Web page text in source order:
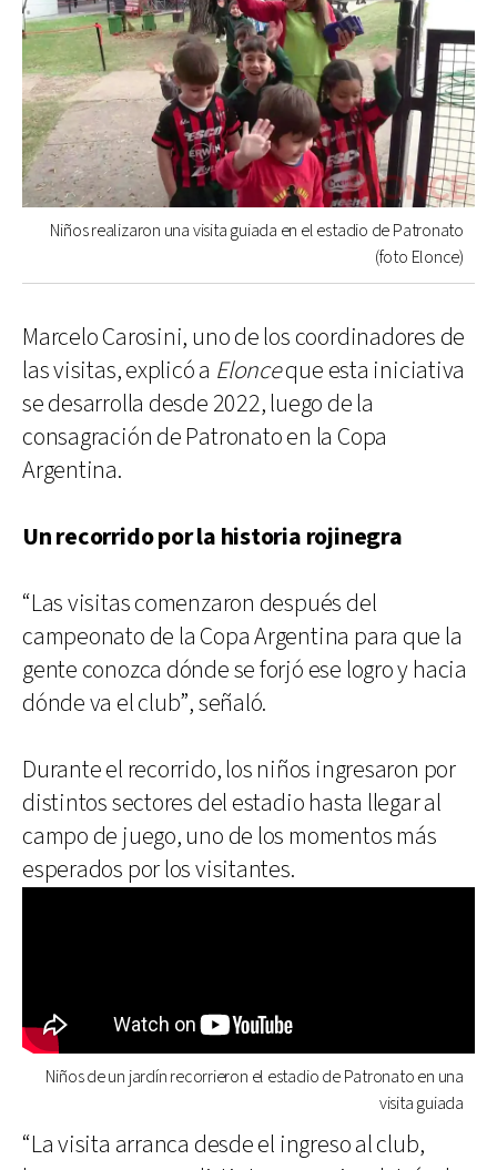
Niños realizaron una visita guiada en el estadio de Patronato
(foto Elonce)
Marcelo Carosini, uno de los coordinadores de
las visitas, explicó a Elonceque esta iniciativa
se desarrolla desde 2022, luego de la
consagración de Patronato en la Copa
Argentina.
Un recorrido por la historia rojinegra
“Las visitas comenzaron después del
campeonato de la Copa Argentina para que la
gente conozca dónde se forjó ese logro y hacia
dónde va el club”, señaló.
Durante el recorrido, los niños ingresaron por
distintos sectores del estadio hasta llegar al
campo de juego, uno de los momentos más
esperados por los visitantes.
Niños de un jardín recorrieron el estadio de Patronato en una
visita guiada
“La visita arranca desde el ingreso al club,